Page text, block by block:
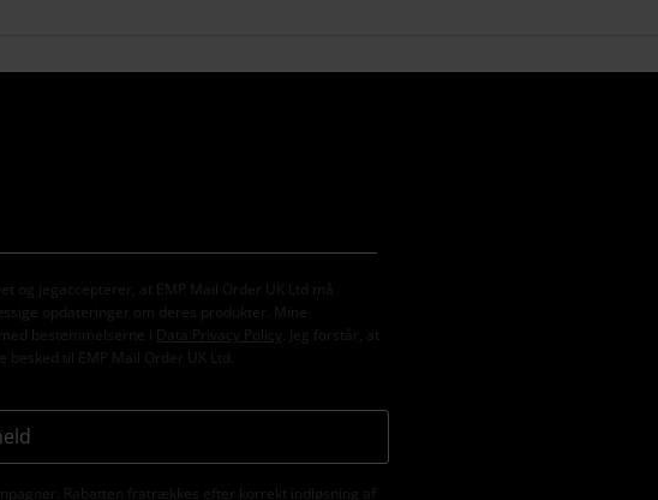
og jegaccepterer, at EMP Mail Order UK Ltd må
opdateringer om deres produkter. Mine
bestemmelserne i
Data Privacy Policy
. Jeg forstår, at
til EMP Mail Order UK Ltd.
Rabatten fratrækkes efter korrekt indløsning af